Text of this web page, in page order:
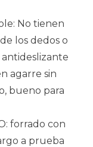
No tienen
los dedos o
agarre sin
bueno para
forrado con
a prueba